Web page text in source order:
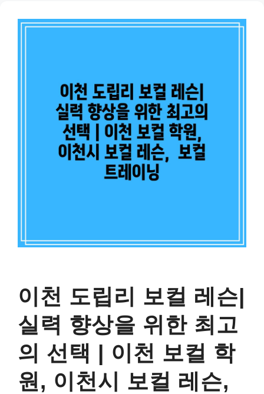
이천 도립리 보컬 레슨|
실력 향상을 위한 최고
의 선택 | 이천 보컬 학
원, 이천시 보컬 레슨,